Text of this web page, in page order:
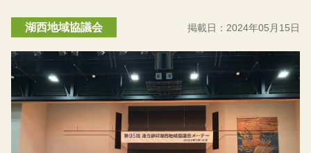
湖西地域協議会 掲載日： 2024年05月15日